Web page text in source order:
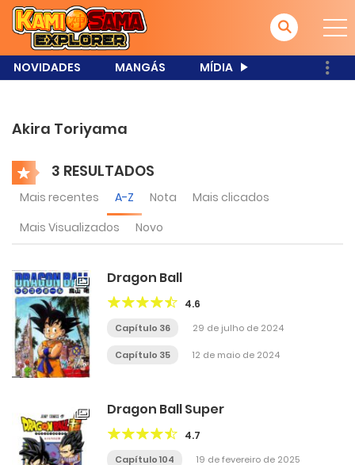
NOVIDADES MANGÁS MÍDIA
Akira Toriyama
3 RESULTADOS
Mais recentes A-Z Nota
Mais clicados
Mais Visualizados
Novo
Dragon Ball
4.6
Capítulo 36 29 de julho de 2024
Capítulo 35 12 de maio de 2024
Dragon Ball Super
4.7
Capítulo 104 19 de fevereiro de 2025